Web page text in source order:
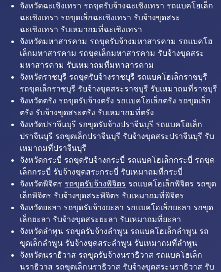
จังหวัดฉะเชิงเทรา รถขุดรับจ้างฉะเชิงเทรา รถแบคโฮเล็ก
ฉะเชิงเทรา รถขุดเล็กฉะเชิงเทรา รับจ้างขุดสระ
ฉะเชิงเทรา รับเหมาถมที่ฉะเชิงเทรา
จังหวัดมหาสารคาม รถขุดรับจ้างมหาสารคาม รถแบคโฮ
เล็กมหาสารคาม รถขุดเล็กมหาสารคาม รับจ้างขุดสระ
มหาสารคาม รับเหมาถมที่มหาสารคาม
จังหวัดราชบุรี รถขุดรับจ้างราชบุรี รถแบคโฮเล็กราชบุรี
รถขุดเล็กราชบุรี รับจ้างขุดสระราชบุรี รับเหมาถมที่ราชบุรี
จังหวัดตรัง รถขุดรับจ้างตรัง รถแบคโฮเล็กตรัง รถขุดเล็ก
ตรัง รับจ้างขุดสระตรัง รับเหมาถมที่ตรัง
จังหวัดปราจีนบุรี รถขุดรับจ้างปราจีนบุรี รถแบคโฮเล็ก
ปราจีนบุรี รถขุดเล็กปราจีนบุรี รับจ้างขุดสระปราจีนบุรี รับ
เหมาถมที่ปราจีนบุรี
จังหวัดกระบี่ รถขุดรับจ้างกระบี่ รถแบคโฮเล็กกระบี่ รถขุด
เล็กกระบี่ รับจ้างขุดสระกระบี่ รับเหมาถมที่กระบี่
จังหวัดพิจิตร รถขุดรับจ้างพิจิตร รถแบคโฮเล็กพิจิตร รถขุด
เล็กพิจิตร รับจ้างขุดสระพิจิตร รับเหมาถมที่พิจิตร
จังหวัดยะลา รถขุดรับจ้างยะลา รถแบคโฮเล็กยะลา รถขุด
เล็กยะลา รับจ้างขุดสระยะลา รับเหมาถมที่ยะลา
จังหวัดลำพูน รถขุดรับจ้างลำพูน รถแบคโฮเล็กลำพูน รถ
ขุดเล็กลำพูน รับจ้างขุดสระลำพูน รับเหมาถมที่ลำพูน
จังหวัดนราธิวาส รถขุดรับจ้างนราธิวาส รถแบคโฮเล็ก
นราธิวาส รถขุดเล็กนราธิวาส รับจ้างขุดสระนราธิวาส รับ